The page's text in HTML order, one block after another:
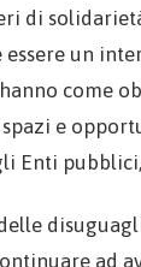
di
un
come
e
Enti
ad